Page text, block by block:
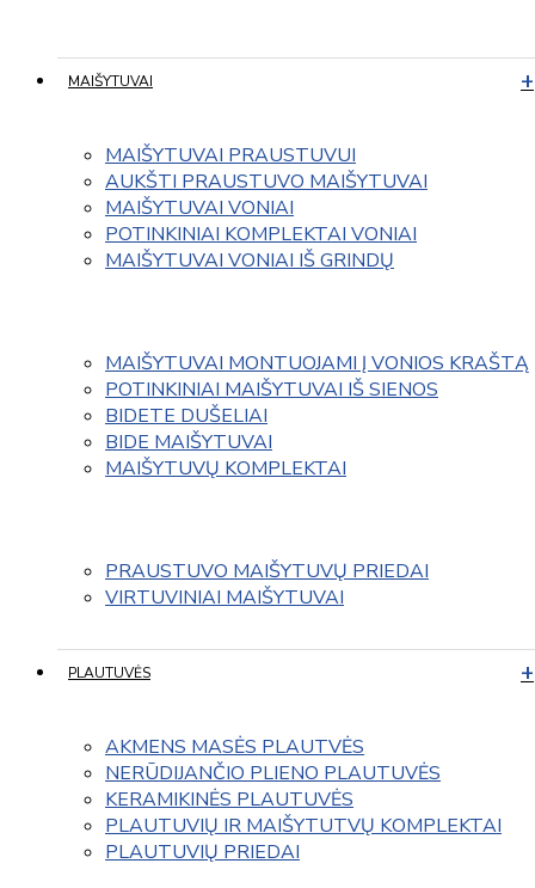
MAIŠYTUVAI
MAIŠYTUVAI PRAUSTUVUI
AUKŠTI PRAUSTUVO MAIŠYTUVAI
MAIŠYTUVAI VONIAI
POTINKINIAI KOMPLEKTAI VONIAI
MAIŠYTUVAI VONIAI IŠ GRINDŲ
MAIŠYTUVAI MONTUOJAMI Į VONIOS KRAŠTĄ
POTINKINIAI MAIŠYTUVAI IŠ SIENOS
BIDETE DUŠELIAI
BIDE MAIŠYTUVAI
MAIŠYTUVŲ KOMPLEKTAI
PRAUSTUVO MAIŠYTUVŲ PRIEDAI
VIRTUVINIAI MAIŠYTUVAI
PLAUTUVĖS
AKMENS MASĖS PLAUTVĖS
NERŪDIJANČIO PLIENO PLAUTUVĖS
KERAMIKINĖS PLAUTUVĖS
PLAUTUVIŲ IR MAIŠYTUTVŲ KOMPLEKTAI
PLAUTUVIŲ PRIEDAI